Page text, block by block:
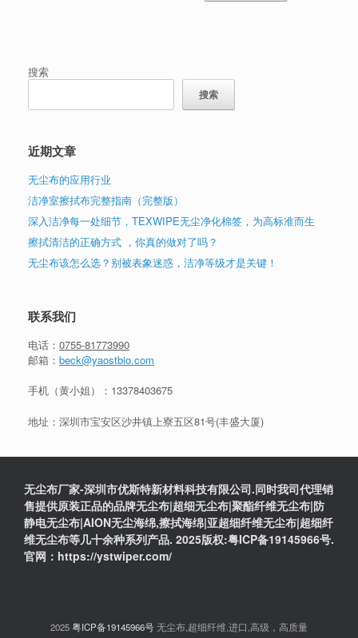
搜索
搜索
近期文章
无尘布的应用行业
洁净室擦拭布完整指南（完整版）
深入洁净每一处细节，TEXWIPE无尘净化棉签，为高标准而生
擦拭清洁的正确方式 ，你真的做对了吗？
无尘布该怎么选？别被表象迷惑，洁净等级才是关键！
联系我们
电话： 0755-81773990
邮箱： beck@yaostbio.com
手机（黄小姐）： 13378403675
地址：深圳市宝安区沙井镇上寮五区81号(丰盛大厦)
无尘布厂家-深圳市优斯特新材料科技有限公司.同时我司代理销
售提供原装正品的品牌无尘布|超细无尘布|聚酯纤维无尘布|防
静电无尘布|AION无尘海绵,擦拭海绵|亚超细纤维无尘布|超细纤
维无尘布等几十余种系列产品. 2025版权:粤ICP备19145966号.
官网：https://ystwiper.com/
2025粤ICP备19145966号无尘布,超细纤维,进口,高级，高质量